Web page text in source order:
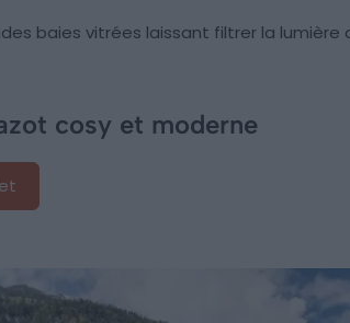
baies vitrées laissant filtrer la lumière
cosy et moderne